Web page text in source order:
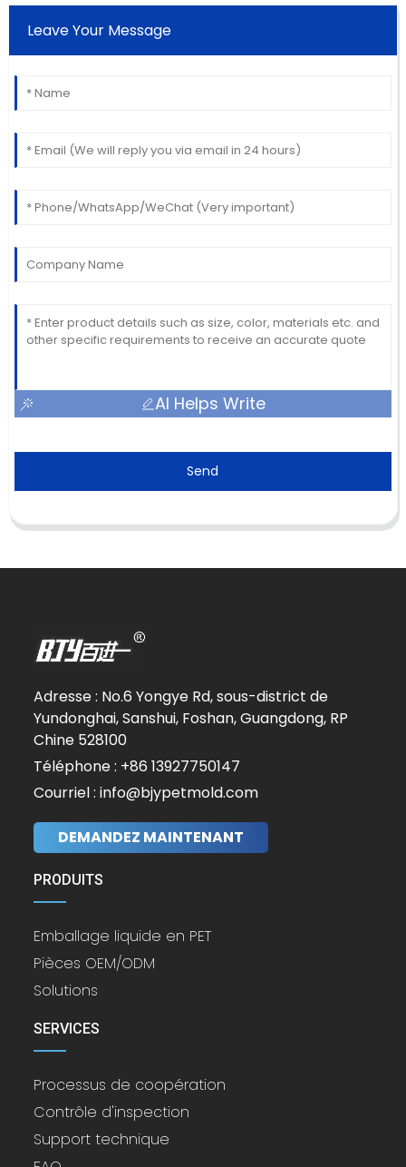
Leave Your Message
AI Helps Write
Send
Adresse : No.6 Yongye Rd, sous-district de
Yundonghai, Sanshui, Foshan, Guangdong, RP
Chine 528100
Téléphone : +86 13927750147
Courriel : info@bjypetmold.com
DEMANDEZ MAINTENANT
PRODUITS
Emballage liquide en PET
Pièces OEM/ODM
Solutions
SERVICES
Processus de coopération
Contrôle d'inspection
Support technique